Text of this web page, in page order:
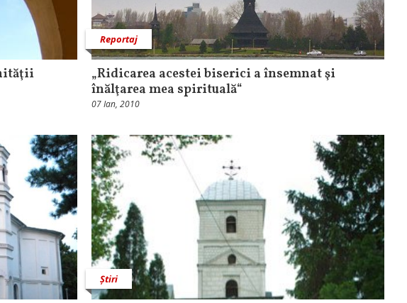
Reportaj
„Ridicarea acestei biserici a însemnat şi
înălţarea mea spirituală“
07 Ian, 2010
Știri